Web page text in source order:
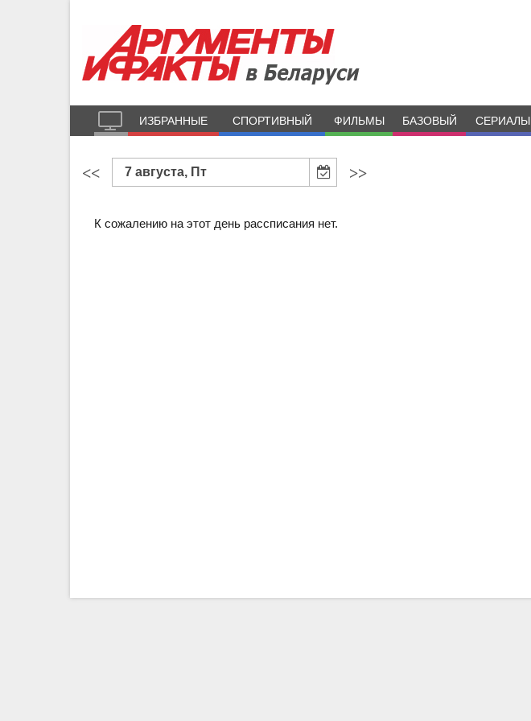
ИЗБРАННЫЕ СПОРТИВНЫЙ ФИЛЬМЫ БАЗОВЫЙ СЕРИАЛЫ
<< 7 августа, Пт >>
К сожалению на этот день рассписания нет.